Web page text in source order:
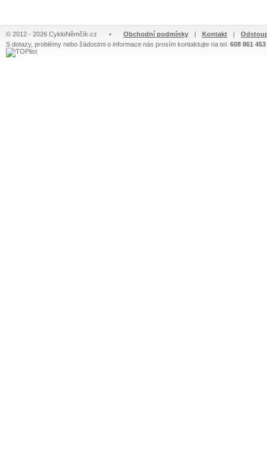
© 2012 - 2026 CykloNěmčík.cz • Obchodní podmínky | Kontakt |
S dotazy, problémy nebo žádostmi o informace nás prosím kontaktujte na tel. 608 861 453